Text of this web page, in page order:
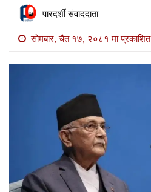
खबर
माडी
पारदर्शी संवाददाता
सोमबार, चैत १७, २०८१ मा प्रकाशित